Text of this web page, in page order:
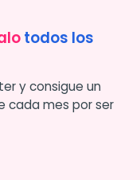
todos los
y consigue un
cada mes por ser